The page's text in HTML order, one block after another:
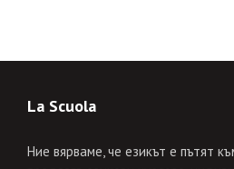
La Scuola
Ние вярваме, че езикът е пътят